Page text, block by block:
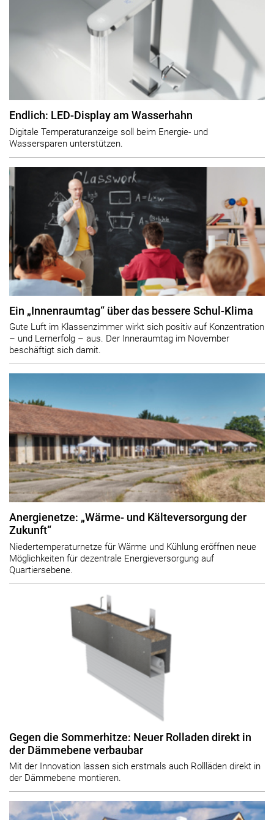
Endlich: LED-Display am Wasserhahn
Digitale Temperaturanzeige soll beim Energie- und
Wassersparen unterstützen.
Ein „Innenraumtag“ über das bessere Schul-Klima
Gute Luft im Klassenzimmer wirkt sich positiv auf Konzentration
– und Lernerfolg – aus. Der Inneraumtag im November
beschäftigt sich damit.
Anergienetze: „Wärme- und Kälteversorgung der
Zukunft“
Niedertemperaturnetze für Wärme und Kühlung eröffnen neue
Möglichkeiten für dezentrale Energieversorgung auf
Quartiersebene.
Gegen die Sommerhitze: Neuer Rolladen direkt in
der Dämmebene verbaubar
Mit der Innovation lassen sich erstmals auch Rollläden direkt in
der Dämmebene montieren.